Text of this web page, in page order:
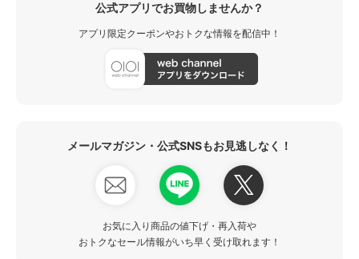
公式アプリでお買物しませんか？
アプリ限定クーポンやおトクな情報を配信中！
メールマガジン・公式SNSもお見逃しなく！
お気に入り商品の値下げ・再入荷や
おトクなセール情報がいち早く受け取れます！